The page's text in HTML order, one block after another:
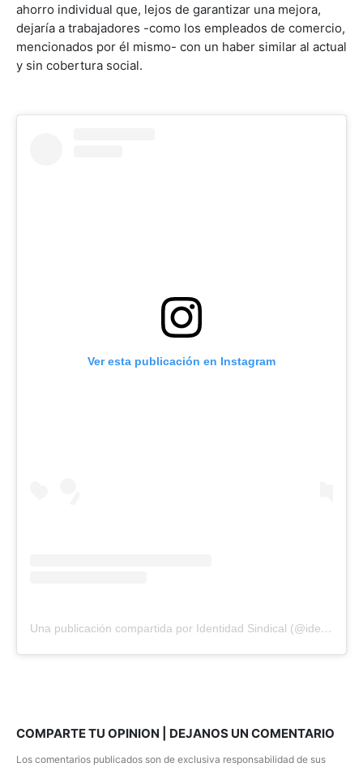
ahorro individual que, lejos de garantizar una mejora,
dejaría a trabajadores -como los empleados de comercio,
mencionados por él mismo- con un haber similar al actual
y sin cobertura social.
Ver esta publicación en Instagram
Una publicación compartida por Identidad Sindical (@identisindical)
COMPARTE TU OPINION | DEJANOS UN COMENTARIO
Los comentarios publicados son de exclusiva responsabilidad de sus